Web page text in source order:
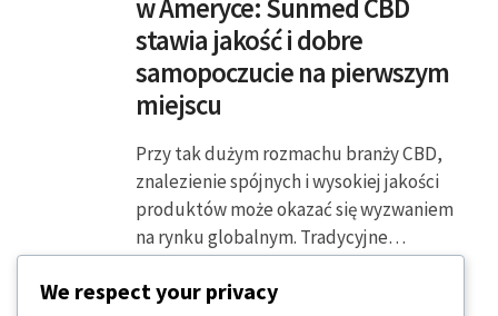
w Ameryce: Sunmed CBD
stawia jakość i dobre
samopoczucie na pierwszym
miejscu
Przy tak dużym rozmachu branży CBD,
znalezienie spójnych i wysokiej jakości
produktów może okazać się wyzwaniem
na rynku globalnym. Tradycyjne…
3 MINUTY CZYTANIA
We respect your privacy